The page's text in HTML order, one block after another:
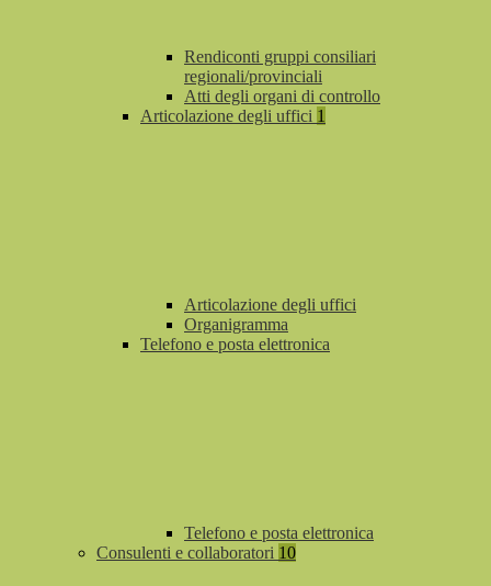
Rendiconti gruppi consiliari
regionali/provinciali
Atti degli organi di controllo
Articolazione degli uffici 1
Articolazione degli uffici
Organigramma
Telefono e posta elettronica
Telefono e posta elettronica
Consulenti e collaboratori 10